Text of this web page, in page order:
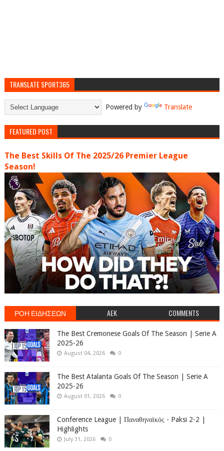
TRANSLATE SPORT365
Powered by Translate
FEATURED POST
The Best Skills Of The 2025/26 Premier League
Season!
ΡΟΗ ΕΙΔΗΣΕΩΝ AEK COMMENTS
The Best Cremonese Goals Of The Season | Serie A
2025-26
August 04, 2026 0
The Best Atalanta Goals Of The Season | Serie A
2025-26
August 01, 2026 0
Conference League | Παναθηναϊκός - Paksi 2-2 |
Highlights
July 31, 2026 0